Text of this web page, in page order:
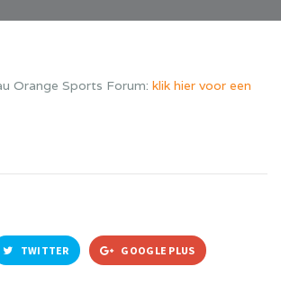
Orange Sports Forum: klik hier voor een
TWITTER GOOGLE PLUS